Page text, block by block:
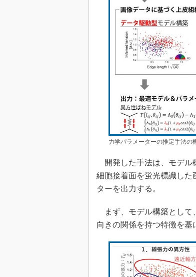
力学パラメーターの推定手法の
開発した手法は、モデル
細胞接着面を蛍光標識した
ターを出力する。
まず、モデル構築として
向きの関係を持つ特徴を基